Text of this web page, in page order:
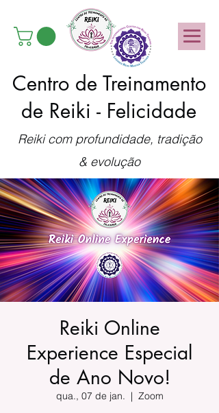
Centro de Treinamento
de Reiki - Felicidade
Reiki com profundidade, tradição
& evolução
Reiki Online
Experience Especial
de Ano Novo!
qua., 07 de jan.
  |
Zoom